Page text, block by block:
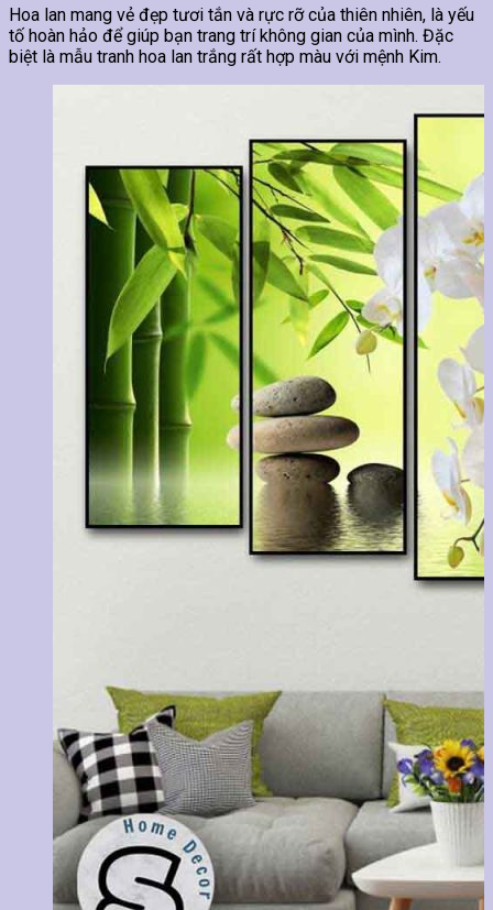
Hoa lan mang vẻ đẹp tươi tắn và rực rỡ của thiên nhiên, là yếu
tố hoàn hảo để giúp bạn trang trí không gian của mình. Đặc
biệt là mẫu tranh hoa lan trắng rất hợp màu với mệnh Kim.